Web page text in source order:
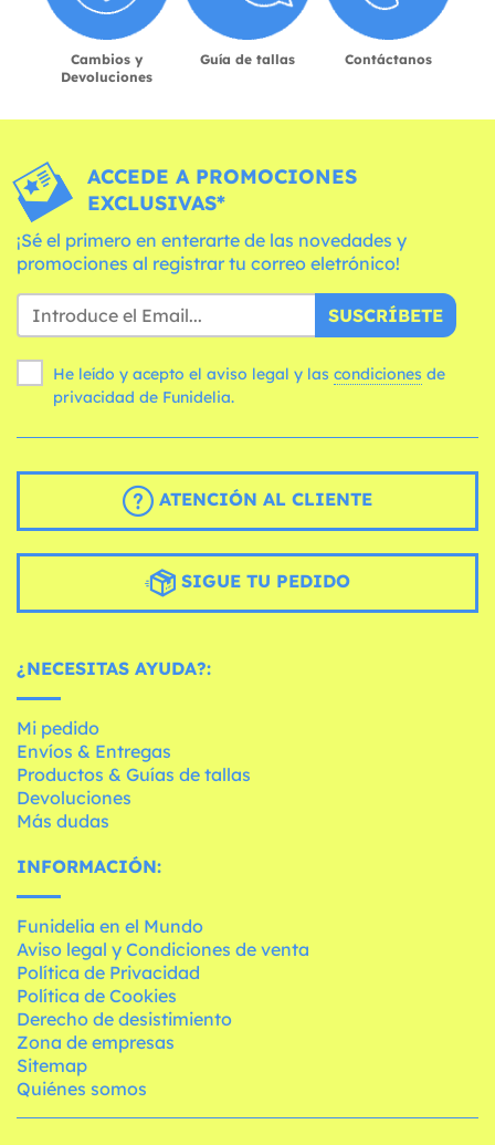
Cambios y
Devoluciones
Guía de tallas Contáctanos
ACCEDE A PROMOCIONES
EXCLUSIVAS*
¡Sé el primero en enterarte de las novedades y
promociones al registrar tu correo eletrónico!
SUSCRÍBETE
He leído y acepto el aviso legal y las condiciones
privacidad de Funidelia.
ATENCIÓN AL CLIENTE
SIGUE TU PEDIDO
¿NECESITAS AYUDA?:
Mi pedido
Envíos & Entregas
Productos & Guías de tallas
Devoluciones
Más dudas
INFORMACIÓN:
Funidelia en el Mundo
Aviso legal y Condiciones de venta
Política de Privacidad
Política de Cookies
Derecho de desistimiento
Zona de empresas
Sitemap
Quiénes somos